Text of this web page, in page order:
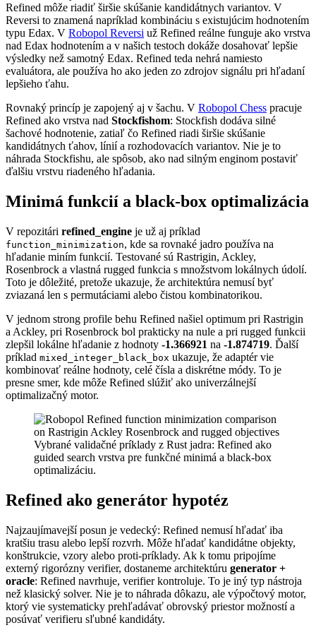
Refined môže riadiť širšie skúšanie kandidátnych variantov. V
Reversi to znamená napríklad kombináciu s existujúcim hodnotením
typu Edax. V Robopol Reversi už Refined reálne funguje ako vrstva
nad Edax hodnotením a v našich testoch dokáže dosahovať lepšie
výsledky než samotný Edax. Refined teda nehrá namiesto
evaluátora, ale používa ho ako jeden zo zdrojov signálu pri hľadaní
lepšieho ťahu.
Rovnaký princíp je zapojený aj v šachu. V Robopol Chess pracuje
Refined ako vrstva nad Stockfishom: Stockfish dodáva silné
šachové hodnotenie, zatiaľ čo Refined riadi širšie skúšanie
kandidátnych ťahov, línií a rozhodovacích variantov. Nie je to
náhrada Stockfishu, ale spôsob, ako nad silným enginom postaviť
ďalšiu vrstvu riadeného hľadania.
Minimá funkcií a black-box optimalizácia
V repozitári refined_engine je už aj príklad
function_minimization, kde sa rovnaké jadro používa na
hľadanie miním funkcií. Testované sú Rastrigin, Ackley,
Rosenbrock a vlastná rugged funkcia s množstvom lokálnych údolí.
Toto je dôležité, pretože ukazuje, že architektúra nemusí byť
zviazaná len s permutáciami alebo čistou kombinatorikou.
V jednom strong profile behu Refined našiel optimum pri Rastrigin
a Ackley, pri Rosenbrock bol prakticky na nule a pri rugged funkcii
zlepšil lokálne hľadanie z hodnoty -1.366921 na -1.874719. Ďalší
príklad mixed_integer_black_box ukazuje, že adaptér vie
kombinovať reálne hodnoty, celé čísla a diskrétne módy. To je
presne smer, kde môže Refined slúžiť ako univerzálnejší
optimalizačný motor.
Vybrané validačné príklady z Rust jadra: Refined ako
guided search vrstva pre funkčné minimá a black-box
optimalizáciu.
Refined ako generátor hypotéz
Najzaujímavejší posun je vedecký: Refined nemusí hľadať iba
kratšiu trasu alebo lepší rozvrh. Môže hľadať kandidátne objekty,
konštrukcie, vzory alebo proti-príklady. Ak k tomu pripojíme
externý rigorózny verifier, dostaneme architektúru generator +
oracle: Refined navrhuje, verifier kontroluje. To je iný typ nástroja
než klasický solver. Nie je to náhrada dôkazu, ale výpočtový motor,
ktorý vie systematicky prehľadávať obrovský priestor možností a
posúvať verifieru sľubné kandidáty.